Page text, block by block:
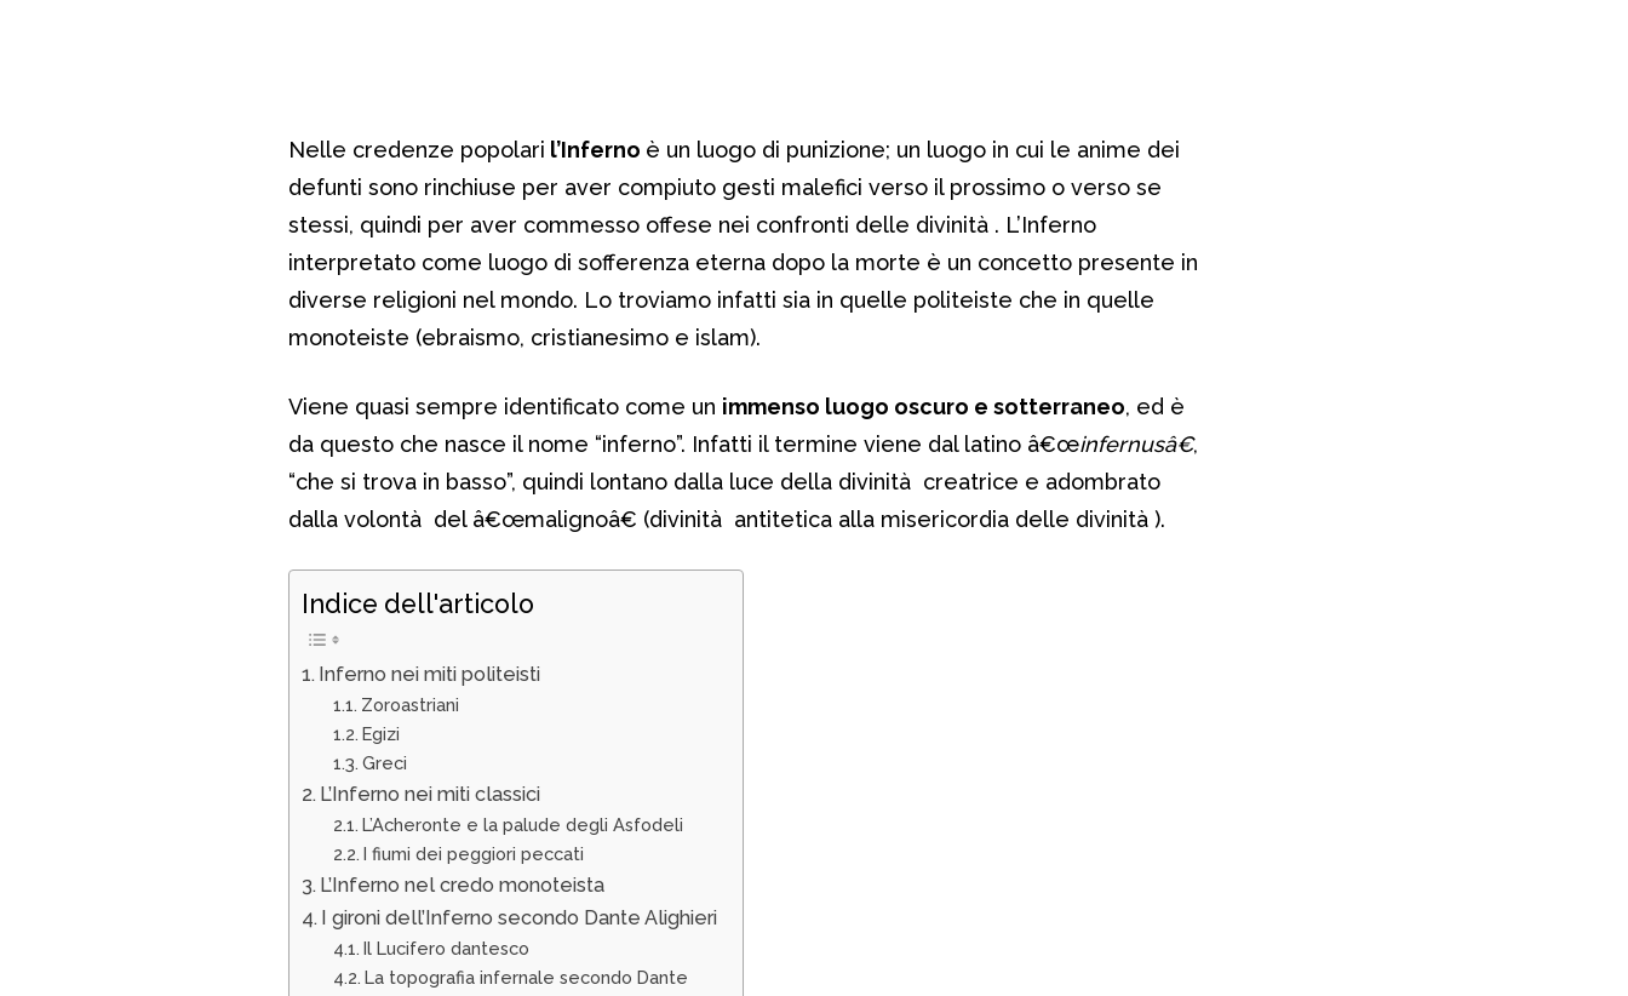
Nelle credenze popolari l’Inferno è un luogo di punizione; un luogo in cui le anime dei
defunti sono rinchiuse per aver compiuto gesti malefici verso il prossimo o verso se
stessi, quindi per aver commesso offese nei confronti delle divinità . L’Inferno
interpretato come luogo di sofferenza eterna dopo la morte è un concetto presente in
diverse religioni nel mondo. Lo troviamo infatti sia in quelle politeiste che in quelle
monoteiste (ebraismo, cristianesimo e islam).
Viene quasi sempre identificato come un immenso luogo oscuro e sotterraneo, ed è
da questo che nasce il nome “inferno”. Infatti il termine viene dal latino â€œinfernusâ€,
“che si trova in basso”, quindi lontano dalla luce della divinità creatrice e adombrato
dalla volontà del â€œmalignoâ€ (divinità antitetica alla misericordia delle divinità ).
Indice dell'articolo
Inferno nei miti politeisti
Zoroastriani
Egizi
Greci
L’Inferno nei miti classici
L’Acheronte e la palude degli Asfodeli
I fiumi dei peggiori peccati
L’Inferno nel credo monoteista
I gironi dell’Inferno secondo Dante Alighieri
Il Lucifero dantesco
La topografia infernale secondo Dante